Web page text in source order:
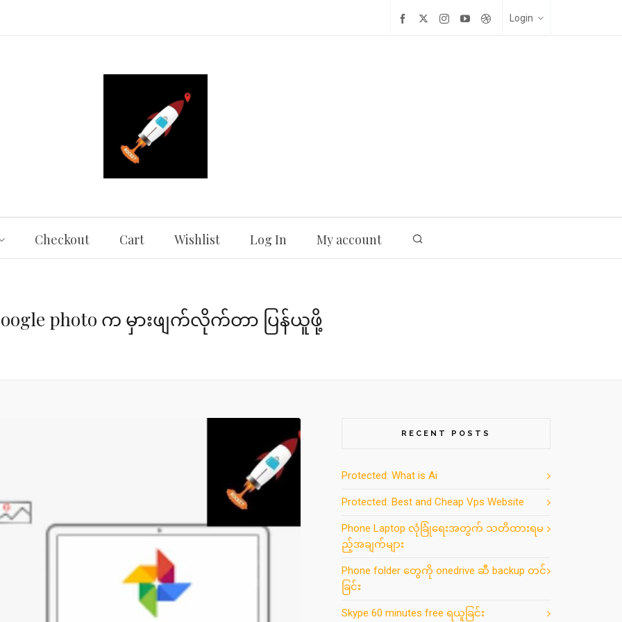
Login
Checkout Cart Wishlist Log In My account
photo က မှားဖျက်လိုက်တာ ပြန်ယူဖို့
RECENT POSTS
Protected: What is Ai
Protected: Best and Cheap Vps Website
Phone Laptop လုံခြုံရေးအတွက် သတိထားရမ
ည့်အချက်များ
Phone folder တွေကို onedrive ဆီ backup တင်
ခြင်း
Skype 60 minutes free ရယူခြင်း